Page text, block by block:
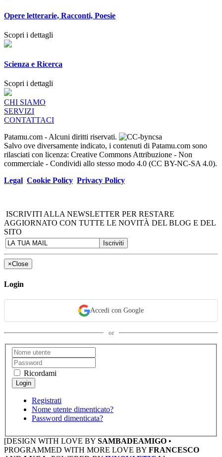
Opere letterarie, Racconti, Poesie
Scopri i dettagli
Scienza e Ricerca
Scopri i dettagli
CHI SIAMO
SERVIZI
CONTATTACI
Patamu.com - Alcuni diritti riservati.
Salvo ove diversamente indicato, i contenuti di Patamu.com sono
rilasciati con licenza: Creative Commons Attribuzione - Non
commerciale - Condividi allo stesso modo 4.0 (CC BY-NC-SA 4.0).
Legal Cookie Policy Privacy Policy
ISCRIVITI ALLA NEWSLETTER PER RESTARE
AGGIORNATO CON TUTTE LE NOVITÀ DEL BLOG E DEL
SITO
×Close
Login
Accedi con Google
or
Ricordami
Registrati
Nome utente dimenticato?
Password dimenticata?
[DESIGN WITH LOVE BY SAMBADEAMIGO •
PROGRAMMED WITH MORE LOVE BY FRANCESCO